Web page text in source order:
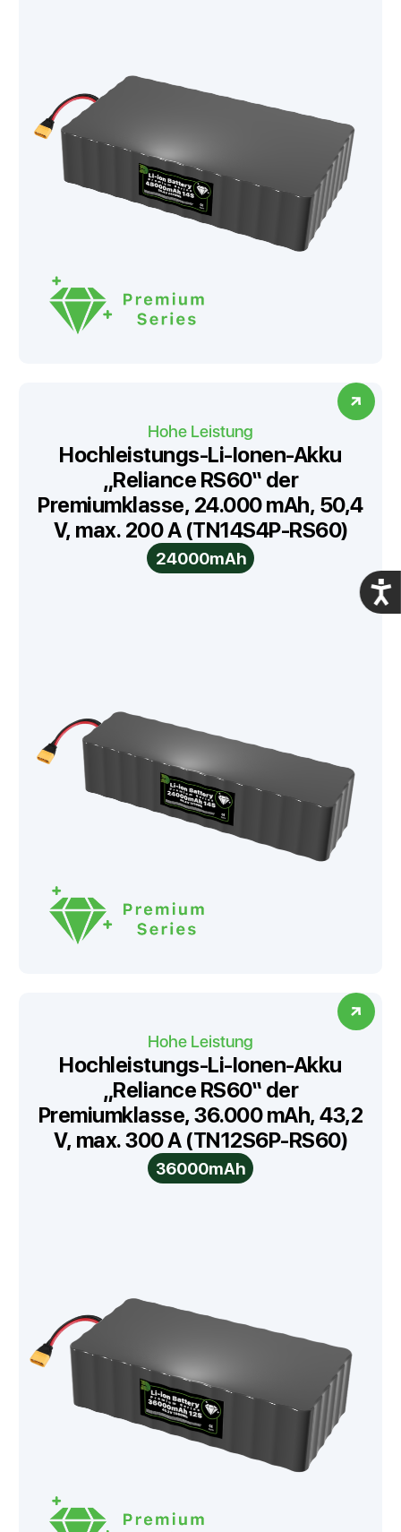
Hohe Leistung
Hochleistungs-Li-Ionen-Akku
„Reliance RS60“ der
Premiumklasse, 24.000 mAh, 50,4
V, max. 200 A (TN14S4P-RS60)
24000mAh
Hohe Leistung
Hochleistungs-Li-Ionen-Akku
„Reliance RS60“ der
Premiumklasse, 36.000 mAh, 43,2
V, max. 300 A (TN12S6P-RS60)
36000mAh